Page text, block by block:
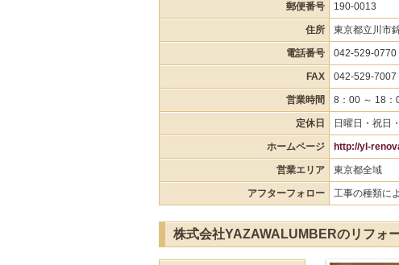
郵便番号 190-0013
住所 東京都立川市
電話番号 042-529-0770
FAX 042-529-7007
営業時間 8：00 ～ 18：
定休日 日曜日・祝日
ホームページ http://yl-
営業エリア 東京都全域
アフターフォロー 工事の種類に
株式会社YAZAWALUMBERのリフォ